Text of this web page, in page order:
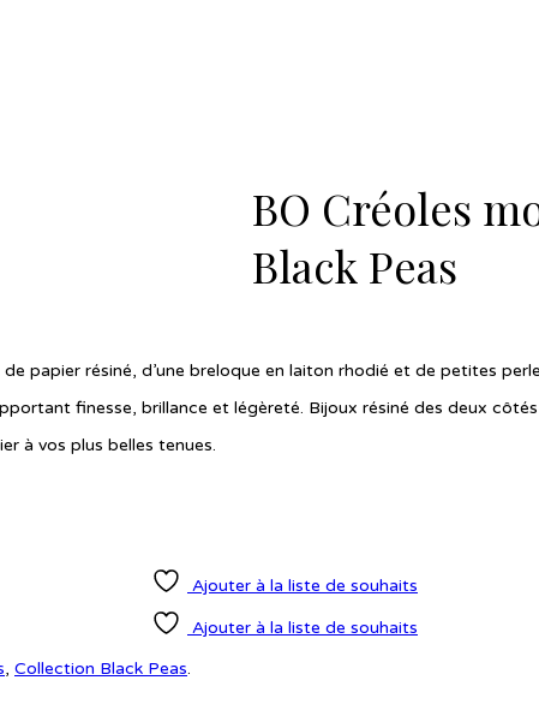
BO Créoles
Black Peas
papier résiné, d’une breloque en laiton rhodié et de petites
finesse, brillance et légèreté. Bijoux résiné des deux
à vos plus belles tenues.
Ajouter à la liste de souhaits
Ajouter à la liste de souhaits
, Collection Black Peas.